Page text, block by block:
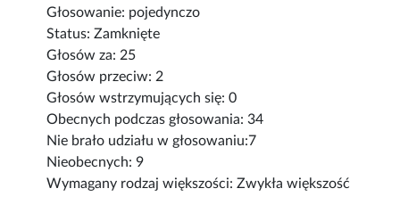
Głosowanie: pojedynczo
Status: Zamknięte
Głosów za: 25
Głosów przeciw: 2
Głosów wstrzymujących się: 0
Obecnych podczas głosowania: 34
Nie brało udziału w głosowaniu:7
Nieobecnych: 9
Wymagany rodzaj większości: Zwykła większość